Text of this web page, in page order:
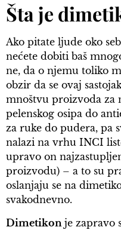
Šta je
Ako pitate ljude oko
nećete dobiti baš
ne, da o njemu toliko
obzir da se ovaj
mnoštvu proizvoda za
pelenskog osipa do
za ruke do pudera, pa
nalazi na vrhu INCI
upravo on
proizvodu) – a to su
oslanjaju se na
svakodnevno.
Dimetikon je zapravo